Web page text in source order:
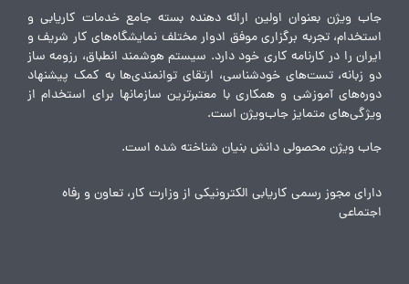
جاب ویژن بعنوان اولین ارائه دهنده بسته جامع خدمات کاریابی و
استخدام، تجربه برگزاری موفق ادوار مختلف نمایشگاه‌های کار شریف و
ایران را در کارنامه کاری خود دارد. سیستم هوشمند انطباق، رزومه ساز
دو زبانه، تست‌های خودشناسی، ارتقای توانمندی‌ها به کمک پیشنهاد
دوره‌های آموزشی و همکاری با معتبرترین سازمانها برای استخدام از
ویژگی‌های متمایز جاب‌ویژن است.
جاب ویژن محصولی دانش بنیان شناخته شده است.
دارای مجوز رسمی کاریابی الکترونیکی از وزارت کار، تعاون و رفاه
اجتماعی